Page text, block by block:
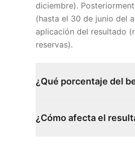
diciembre).
(hasta el 30 de junio del
aplicación del resultado
reservas).
¿Qué porcentaje del
¿Cómo afecta el